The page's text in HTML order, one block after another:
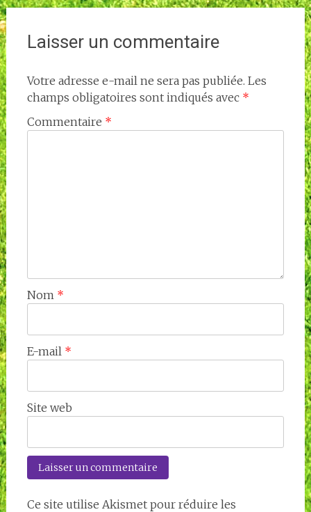
l'article
Laisser un commentaire
Votre adresse e-mail ne sera pas publiée. Les
champs obligatoires sont indiqués avec *
Commentaire *
Nom *
E-mail *
Site web
Ce site utilise Akismet pour réduire les